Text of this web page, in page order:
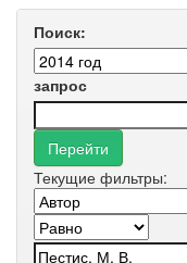
Поиск:
запрос
Текущие фильтры: